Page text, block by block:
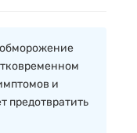
и
предотвратить